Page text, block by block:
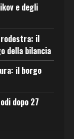
e degli
il
della bilancia
il borgo
dopo 27